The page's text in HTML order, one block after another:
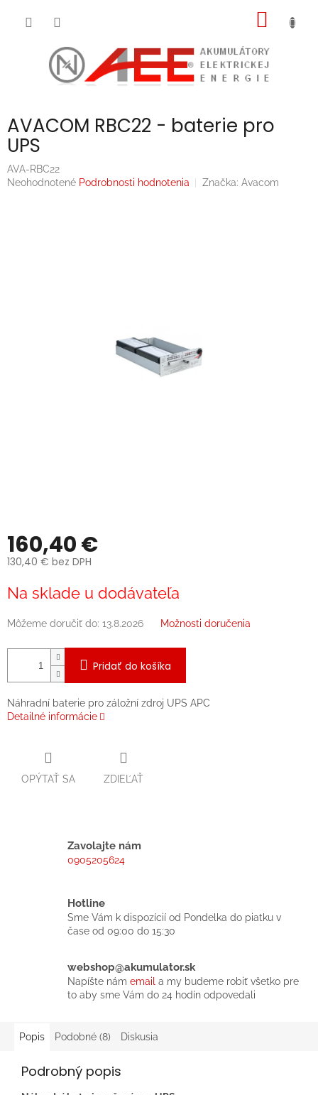
AVACOM RBC22 - baterie pro
UPS
AVA-RBC22
Priemerné
Neohodnotené Podrobnosti hodnotenia Značka: Avacom
160,40 €
130,40 € bez DPH
cena:
Na sklade u dodávateľa
Môžeme doručiť do: 13.8.2026 Možnosti doručenia
Pridať do košíka
Náhradní baterie pro záložní zdroj UPS APC
Detailné informácie
OPÝTAŤ SA ZDIEĽAŤ
Zavolajte nám
0905205624
Hotline
Sme Vám k dispozícií od Pondelka do piatku v
čase od 09:00 do 15:30
webshop@akumulator.sk
Napíšte nám email a my budeme robiť všetko pre
to aby sme Vám do 24 hodín odpovedali
Popis Podobné (8) Diskusia
Podrobný popis